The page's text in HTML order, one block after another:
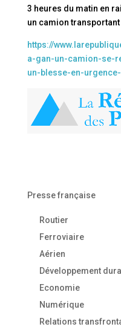
3 heures du matin en
un camion
https://
a-gan-un-camion-se-
un-blesse-en-
Presse française
Routier
Ferroviaire
Aérien
Développement
Economie
Numérique
Relations